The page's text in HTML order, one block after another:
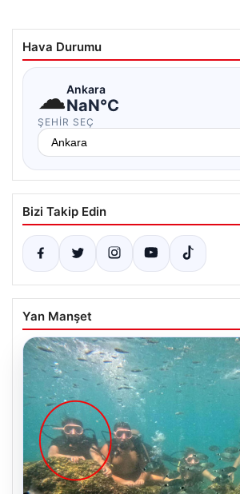
Hava Durumu
☁Ankara
NaN°C
ŞEHIR SEÇ
Bizi Takip Edin
Yan Manşet